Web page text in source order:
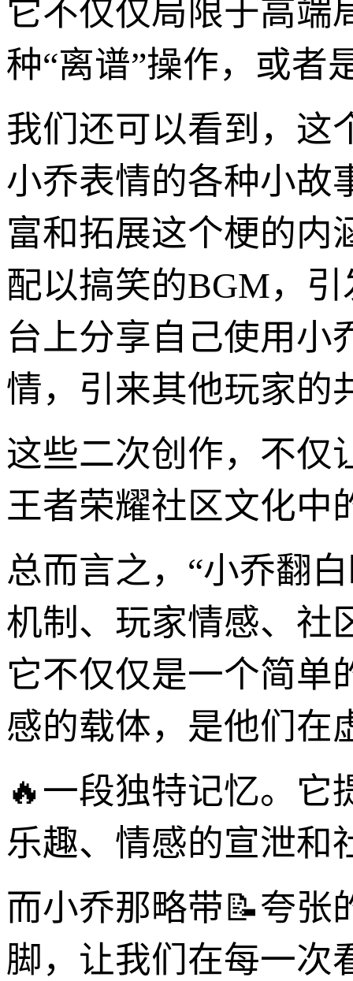
它不仅仅局限于高端
种“离谱”操作，或者
我们还可以看到，这
小乔表情的各种小故
富和拓展这个梗的内
配以搞笑的BGM，
台上分享自己使用小
情，引来其他玩家的
这些二次创作，不仅
王者荣耀社区文化中
总而言之，“小乔翻
机制、玩家情感、社
它不仅仅是一个简单
感的载体，是他们在
🔥一段独特记忆。它
乐趣、情感的宣泄和
而小乔那略带📝夸张
脚，让我们在每一次